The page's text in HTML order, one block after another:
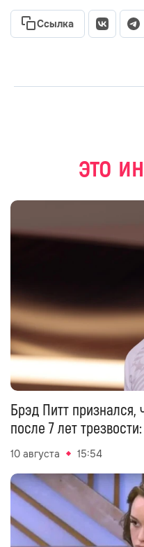
Ссылка
это
Брэд Питт признался,
после 7 лет
10 августа 15:54